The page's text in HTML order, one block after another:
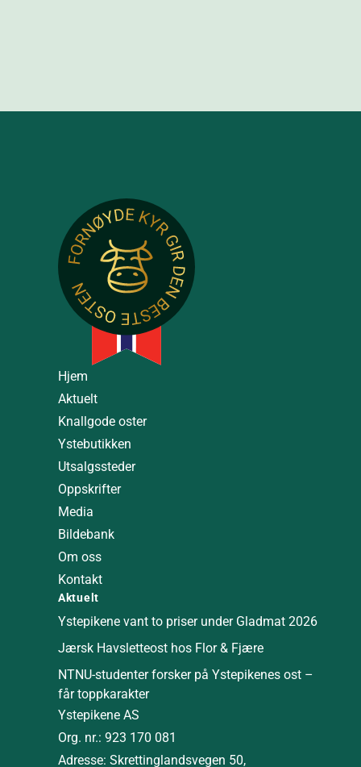
Hjem
Aktuelt
Knallgode oster
Ystebutikken
Utsalgssteder
Oppskrifter
Media
Bildebank
Om oss
Kontakt
Aktuelt
Ystepikene vant to priser under Gladmat 2026
Jærsk Havsletteost hos Flor & Fjære
NTNU-studenter forsker på Ystepikenes ost –
får toppkarakter
Ystepikene AS
Org. nr.: 923 170 081
Adresse: Skrettinglandsvegen 50,